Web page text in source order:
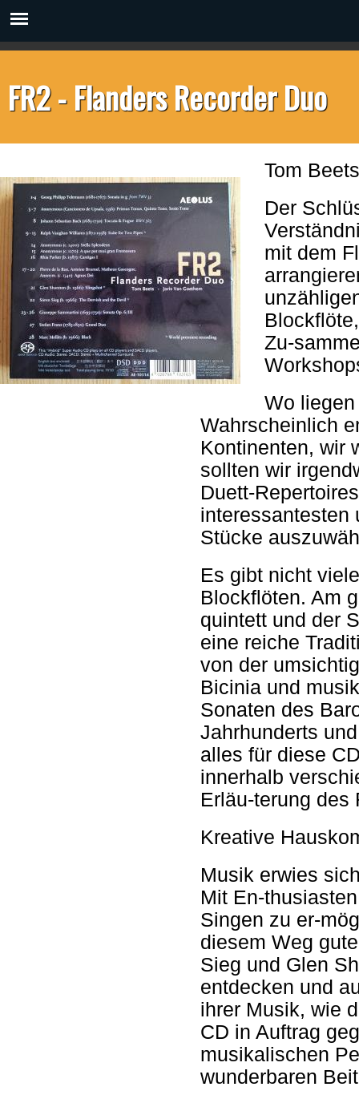
FR2 - Flanders Recorder Duo
Tom
Der
mit dem
Zu-
Wo
Wahrscheinlich
Kontinenten, wir
sollten wir
Duett-
interessantesten
Stücke
Es gibt nicht
Blockflöten. Am
quintett und der
eine reiche
von der
Bicinia und
Sonaten des
Jahrhunderts
alles für diese
innerhalb
Erläu-terung des
Kreative
Musik erwies
Mit En-
Singen zu er-
diesem Weg
Sieg und Glen
entdecken und
ihrer Musik, wie
CD in Auftrag
musikalischen
wunderbaren